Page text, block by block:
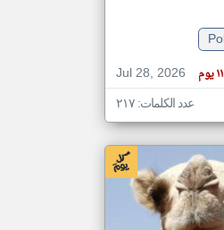
Jul 28, 2026
عدد الكلمات: ٢١٧